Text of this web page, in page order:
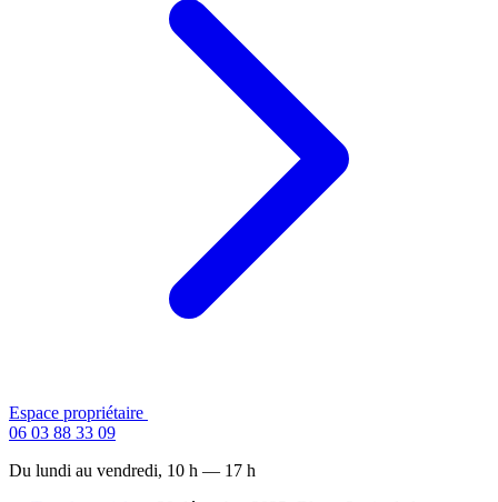
Espace propriétaire
06 03 88 33 09
Du lundi au vendredi, 10 h — 17 h